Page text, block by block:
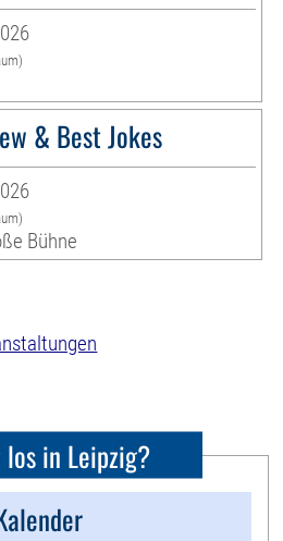
& Best Jokes
Bühne
in Leipzig?